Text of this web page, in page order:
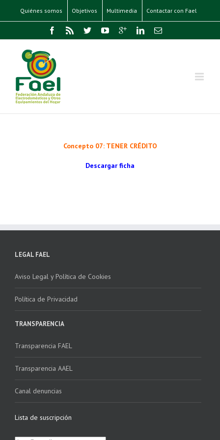
Quiénes somos Objetivos Multimedia Contactar con Fael
Concepto 07: TENER CRÉDITO
Descargar ficha
LEGAL FAEL
Aviso Legal y Política de Cookies
Política de Privacidad
TRANSPARENCIA
Transparencia FAEL
Transparencia AAEL
Canal denuncias
Lista de suscripción